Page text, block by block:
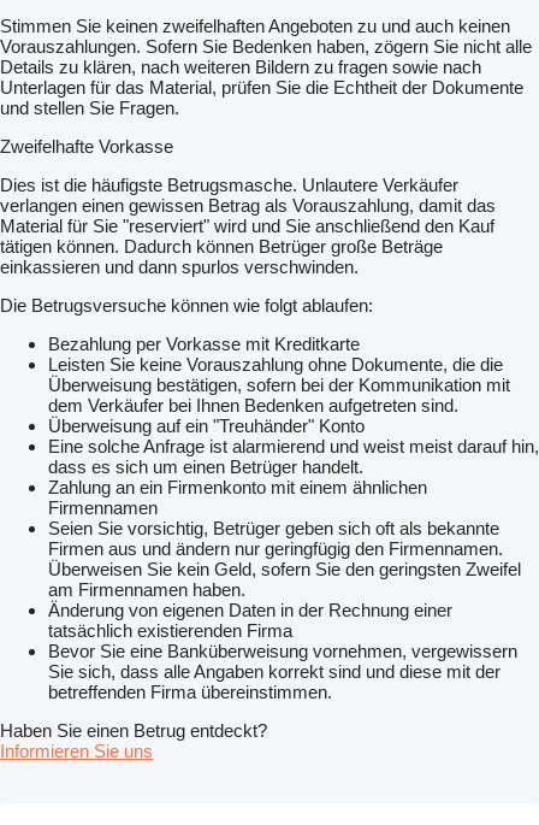
Stimmen Sie keinen zweifelhaften Angeboten zu und auch keinen
Vorauszahlungen. Sofern Sie Bedenken haben, zögern Sie nicht alle
Details zu klären, nach weiteren Bildern zu fragen sowie nach
Unterlagen für das Material, prüfen Sie die Echtheit der Dokumente
und stellen Sie Fragen.
Zweifelhafte Vorkasse
Dies ist die häufigste Betrugsmasche. Unlautere Verkäufer
verlangen einen gewissen Betrag als Vorauszahlung, damit das
Material für Sie "reserviert" wird und Sie anschließend den Kauf
tätigen können. Dadurch können Betrüger große Beträge
einkassieren und dann spurlos verschwinden.
Die Betrugsversuche können wie folgt ablaufen:
Bezahlung per Vorkasse mit Kreditkarte
Leisten Sie keine Vorauszahlung ohne Dokumente, die die
Überweisung bestätigen, sofern bei der Kommunikation mit
dem Verkäufer bei Ihnen Bedenken aufgetreten sind.
Überweisung auf ein "Treuhänder" Konto
Eine solche Anfrage ist alarmierend und weist meist darauf hin,
dass es sich um einen Betrüger handelt.
Zahlung an ein Firmenkonto mit einem ähnlichen
Firmennamen
Seien Sie vorsichtig, Betrüger geben sich oft als bekannte
Firmen aus und ändern nur geringfügig den Firmennamen.
Überweisen Sie kein Geld, sofern Sie den geringsten Zweifel
am Firmennamen haben.
Änderung von eigenen Daten in der Rechnung einer
tatsächlich existierenden Firma
Bevor Sie eine Banküberweisung vornehmen, vergewissern
Sie sich, dass alle Angaben korrekt sind und diese mit der
betreffenden Firma übereinstimmen.
Haben Sie einen Betrug entdeckt?
Informieren Sie uns